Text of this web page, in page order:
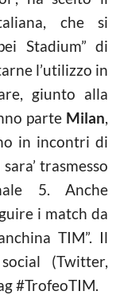
che si
Stadium” di
l’utilizzo in
giunto alla
parte Milan,
in incontri di
trasmesso
5. Anche
i match da
TIM”. Il
(Twitter,
#TrofeoTIM.